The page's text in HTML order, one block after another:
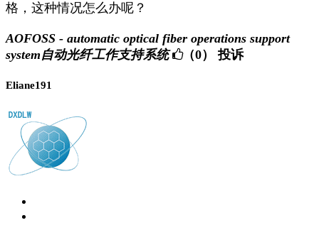
格，这种情况怎么办呢？
AOFOSS - automatic optical fiber operations support
system自动光纤工作支持系统
（0） 投诉
Eliane191